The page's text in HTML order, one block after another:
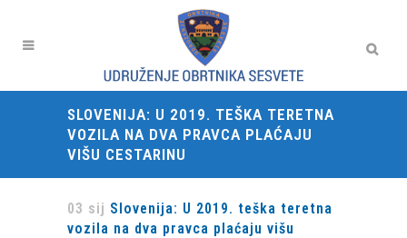
SLOVENIJA: U 2019. TEŠKA TERETNA
VOZILA NA DVA PRAVCA PLAĆAJU
VIŠU CESTARINU
03 sij Slovenija: U 2019. teška teretna
vozila na dva pravca plaćaju višu